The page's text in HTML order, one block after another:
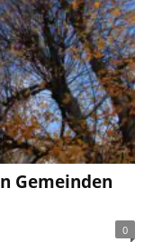
Gemeinden
0